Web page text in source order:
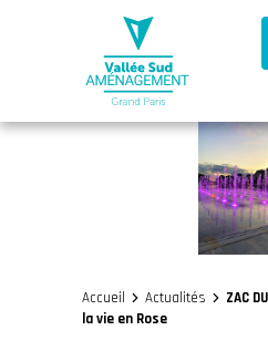
Accueil Actualités
ZAC
la vie en Rose